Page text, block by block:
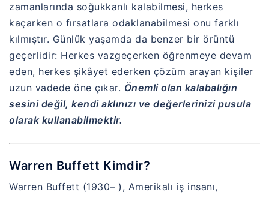
zamanlarında soğukkanlı kalabilmesi, herkes
kaçarken o fırsatlara odaklanabilmesi onu farklı
kılmıştır. Günlük yaşamda da benzer bir örüntü
geçerlidir: Herkes vazgeçerken öğrenmeye devam
eden, herkes şikâyet ederken çözüm arayan kişiler
uzun vadede öne çıkar. Önemli olan kalabalığın
sesini değil, kendi aklınızı ve değerlerinizi pusula
olarak kullanabilmektir.
Warren Buffett Kimdir?
Warren Buffett (1930– ), Amerikalı iş insanı,